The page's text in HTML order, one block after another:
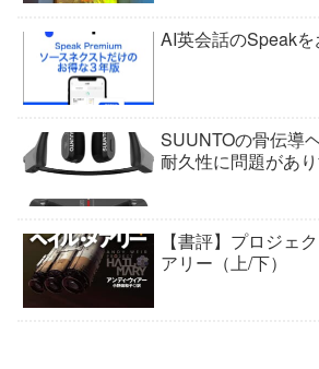
AI英会話のSpeakを
SUUNTOの骨伝導
耐久性に問題があ
【書評】プロジェ
アリー（上/下）